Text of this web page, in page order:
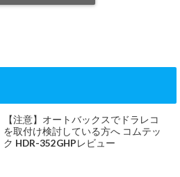
【注意】オートバックスでドラレコ
を取付け検討している方へ コムテッ
ク HDR-352GHPレビュー